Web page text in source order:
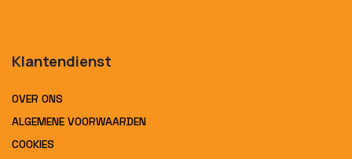
Klantendienst
OVER ONS
ALGEMENE VOORWAARDEN
COOKIES